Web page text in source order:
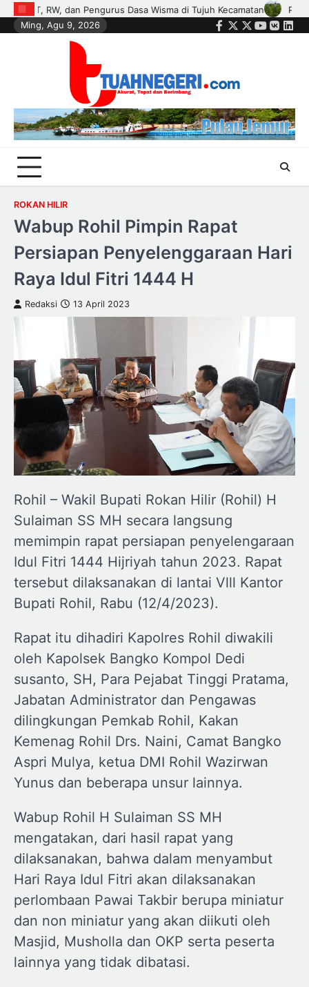
Skip
to
Polisi dan Petani di Kandis Kawal Jagung 12 Hektare, Ikhtiar
Ming, Agu 9, 2026
Facebook
Twitter
Instagram
Youtube
VK
ROKAN HILIR
Wabup Rohil Pimpin Rapat
Persiapan Penyelenggaraan Hari
Raya Idul Fitri 1444 H
Redaksi 13 April 2023
Rohil – Wakil Bupati Rokan Hilir (Rohil) H
Sulaiman SS MH secara langsung
memimpin rapat persiapan penyelengaraan
Idul Fitri 1444 Hijriyah tahun 2023. Rapat
tersebut dilaksanakan di lantai Vlll Kantor
Bupati Rohil, Rabu (12/4/2023).
Rapat itu dihadiri Kapolres Rohil diwakili
oleh Kapolsek Bangko Kompol Dedi
susanto, SH, Para Pejabat Tinggi Pratama,
Jabatan Administrator dan Pengawas
dilingkungan Pemkab Rohil, Kakan
Kemenag Rohil Drs. Naini, Camat Bangko
Aspri Mulya, ketua DMI Rohil Wazirwan
Yunus dan beberapa unsur lainnya.
Wabup Rohil H Sulaiman SS MH
mengatakan, dari hasil rapat yang
dilaksanakan, bahwa dalam menyambut
Hari Raya Idul Fitri akan dilaksanakan
perlombaan Pawai Takbir berupa miniatur
dan non miniatur yang akan diikuti oleh
Masjid, Musholla dan OKP serta peserta
lainnya yang tidak dibatasi.